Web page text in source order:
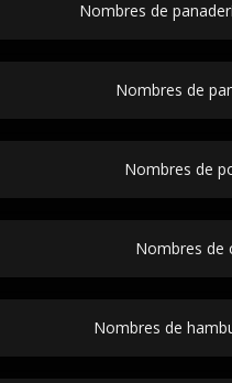
Nombres de
Nombres de
Nombres de
Nombres de
Nombres de